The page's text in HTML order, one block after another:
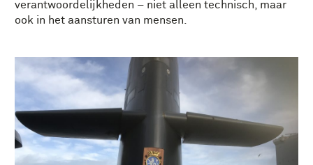
verantwoordelijkheden – niet alleen technisch, maar
ook in het aansturen van mensen.